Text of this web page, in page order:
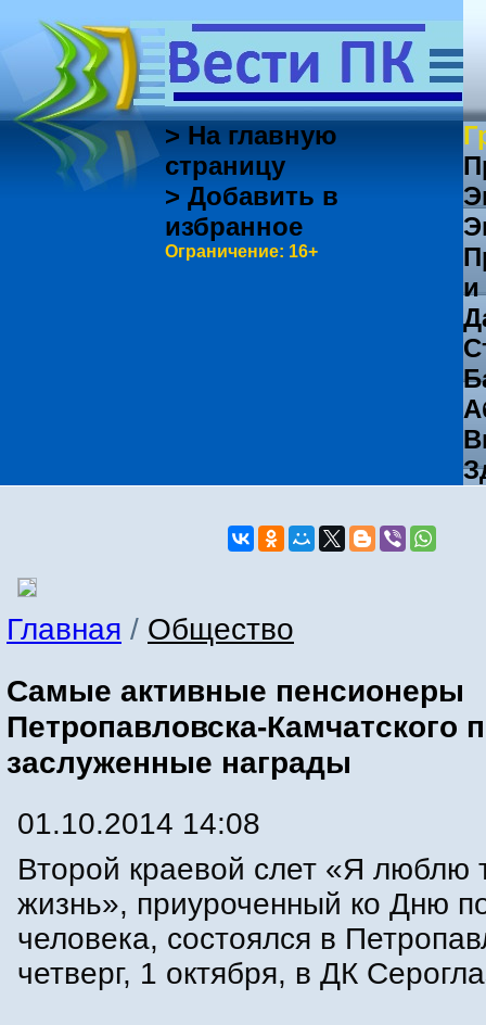
> На главную
страницу
> Добавить в
избранное
Ограничение: 16+
Главная / Общество
Самые активные пенсионеры
Петропавловска-Камчатского
заслуженные награды
01.10.2014 14:08
Второй краевой слет «Я люблю
жизнь», приуроченный ко Дню
человека, состоялся в
четверг, 1 октября, в ДК